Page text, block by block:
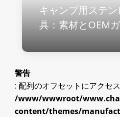
キャンプ用ステ
具：素材とOEM
警告
: 配列のオフセットにアクセ
/www/wwwroot/
content/themes/